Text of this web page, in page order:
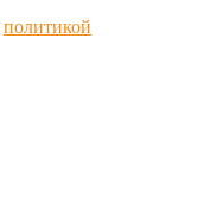
политикой